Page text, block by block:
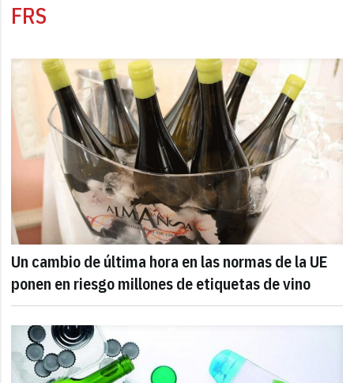
FRS
Un cambio de última hora en las normas de la UE
ponen en riesgo millones de etiquetas de vino